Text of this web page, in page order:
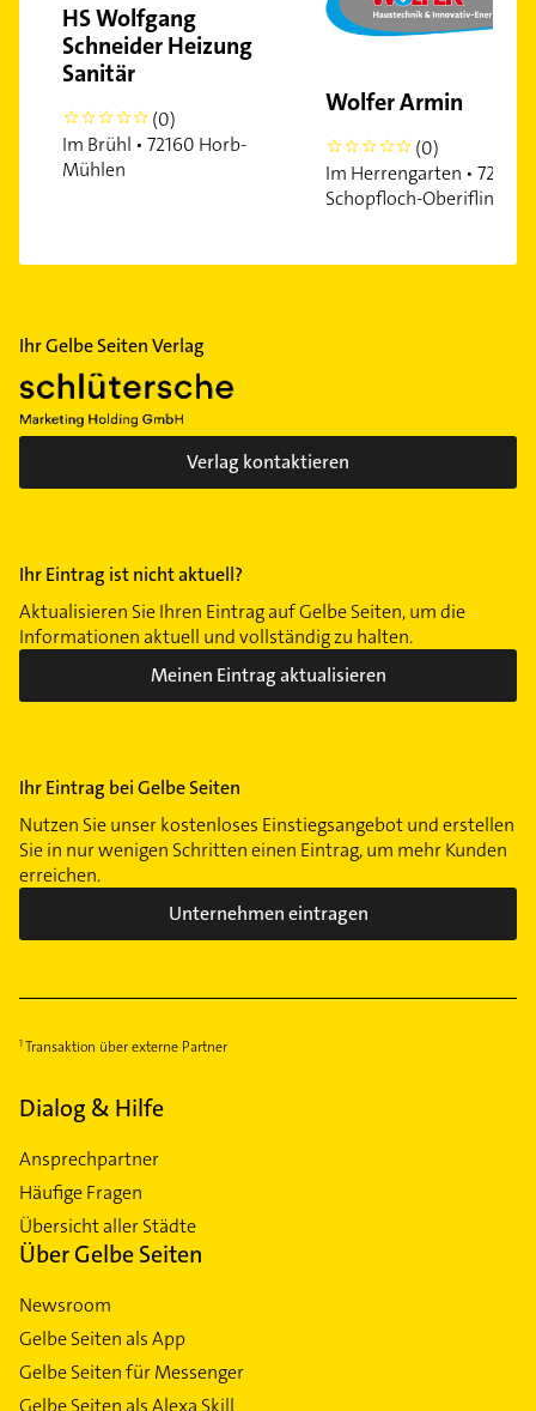
HS Wolfgang
Schneider Heizung
Sanitär
0
(0)
Im Brühl • 72160 Horb-
Mühlen
Wolfer Armin
0
(0)
Im Herrengarten • 72296
Schopfloch-Oberiflingen
Ihr Gelbe Seiten Verlag
Verlag kontaktieren
Ihr Eintrag ist nicht aktuell?
Aktualisieren Sie Ihren Eintrag auf Gelbe Seiten, um die
Informationen aktuell und vollständig zu halten.
Meinen Eintrag aktualisieren
Ihr Eintrag bei Gelbe Seiten
Nutzen Sie unser kostenloses Einstiegsangebot und erstellen
Sie in nur wenigen Schritten einen Eintrag, um mehr Kunden
erreichen.
Unternehmen eintragen
Transaktion über externe Partner
Dialog & Hilfe
Ansprechpartner
Häufige Fragen
Übersicht aller Städte
Über Gelbe Seiten
Newsroom
Gelbe Seiten als App
Gelbe Seiten für Messenger
Gelbe Seiten als Alexa Skill